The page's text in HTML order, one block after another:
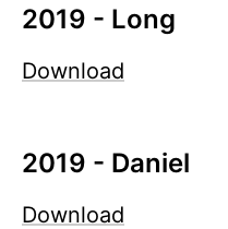
2019 - Long
Download
2019 - Daniel
Download